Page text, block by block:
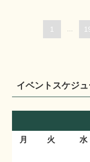
1 ...
イベントスケジ
月 火 水